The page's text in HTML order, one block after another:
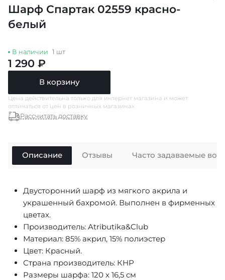
Шарф Спартак 02559 красно-
белый
В наличии 1 шт
1 290 ₽
В корзину
Цена действительна только для интернет магазина и может
отличаться от цен в розничных магазинах
Рассчитать доставку
Описание
Двусторонний шарф из мягкого акрила и
украшенный бахромой. Выполнен в фирменных
цветах.
Производитель: Atributika&Club
Материал: 85% акрил, 15% полиэстер
Цвет: Красный.
Страна производитель: КНР
Размеры шарфа: 120 х 16,5 см
Отзывы Часто задаваемые